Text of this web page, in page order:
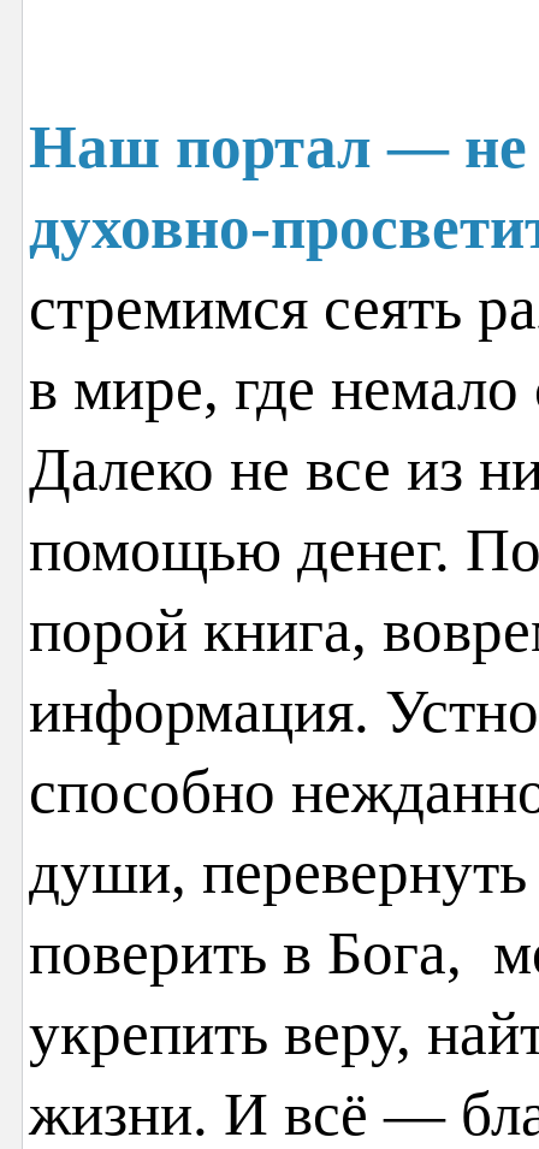
Наш портал — не
духовно-
стремимся сеять
в мире, где
Далеко не все из
помощью денег.
порой книга,
информация.
способно
души,
поверить в Бога,
укрепить веру,
жизни. И всё —